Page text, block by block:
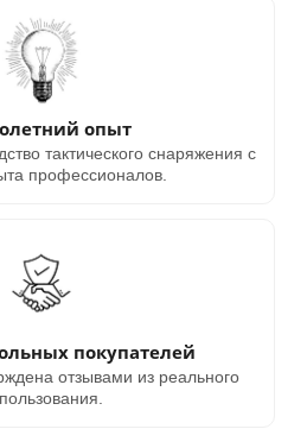
опыт
тактического снаряжения с
профессионалов.
покупателей
отзывами из реального